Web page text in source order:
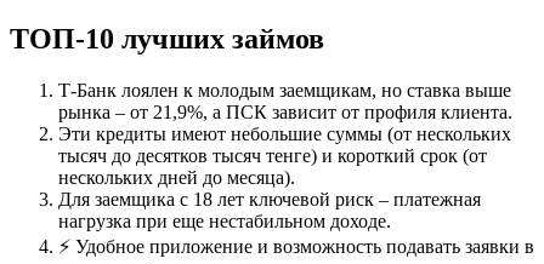
ТОП-10 лучших займов
Т-Банк лоялен к молодым заемщикам, но ставка выше
рынка – от 21,9%, а ПСК зависит от профиля клиента.
Эти кредиты имеют небольшие суммы (от нескольких
тысяч до десятков тысяч тенге) и короткий срок (от
нескольких дней до месяца).
Для заемщика с 18 лет ключевой риск – платежная
нагрузка при еще нестабильном доходе.
⚡️ Удобное приложение и возможность подавать заявки в